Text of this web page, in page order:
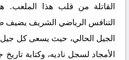
القاتلة من قلب هذا الملعب.
التنافس الرياضي الشريف يضيف
الجيل الحالي، حيث يسعى كل
الأمجاد لسجل ناديه، وكتابة